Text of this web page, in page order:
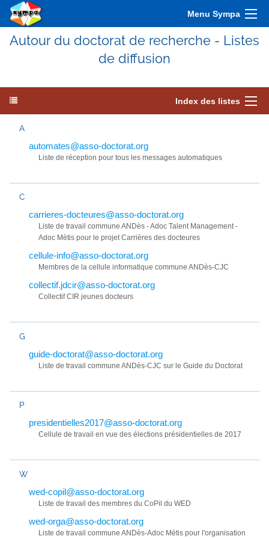
Menu Sympa
Autour du doctorat de recherche - Listes
de diffusion
Index des listes
A
automates@asso-doctorat.org
Liste de réception pour tous les messages automatiques
C
carrieres-docteures@asso-doctorat.org
Liste de travail commune ANDès - Adoc Talent Management -
Adoc Mètis pour le projet Carrières des docteures
cellule-info@asso-doctorat.org
Membres de la cellule informatique commune ANDès-CJC
collectif.jdcir@asso-doctorat.org
Collectif CIR jeunes docteurs
G
guide-doctorat@asso-doctorat.org
Liste de travail commune ANDès-CJC sur le Guide du Doctorat
P
presidentielles2017@asso-doctorat.org
Cellule de travail en vue des élections présidentielles de 2017
W
wed-copil@asso-doctorat.org
Liste de travail des membres du CoPil du WED
wed-orga@asso-doctorat.org
Liste de travail commune ANDès-Adoc Mètis pour l'organisation